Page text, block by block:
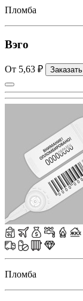
Пломба
Вэго
От 5,63 ₽ Заказать
Пломба